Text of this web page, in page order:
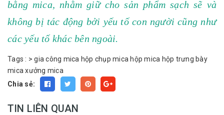
bằng mica, nhằm giữ cho sản phẩm sạch sẽ và
không bị tác động bởi yếu tố con người cũng như
các yếu tố khác bên ngoài.
Tags : >gia công mica hộp chụp mica hộp mica hộp trưng bày
mica xưởng mica
Chia sẻ:
TIN LIÊN QUAN